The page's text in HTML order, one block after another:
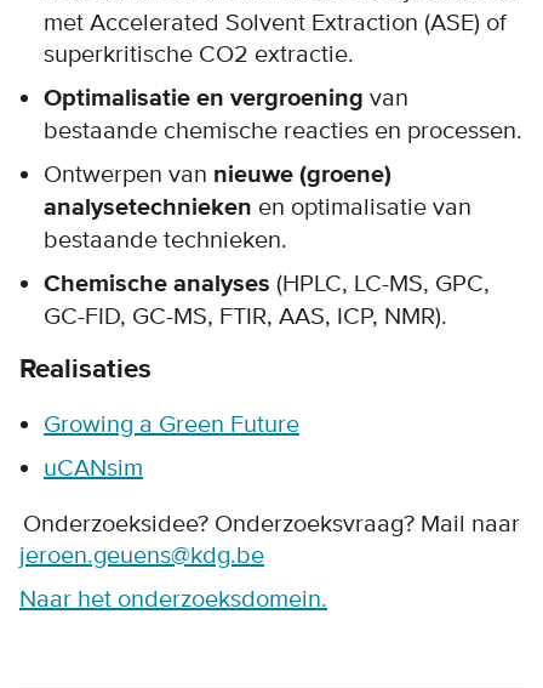
met Accelerated Solvent Extraction (ASE) of
superkritische CO2 extractie.
Optimalisatie en vergroening van
bestaande chemische reacties en processen.
Ontwerpen van nieuwe (groene)
analysetechnieken en optimalisatie van
bestaande technieken.
Chemische analyses (HPLC, LC-MS, GPC,
GC-FID, GC-MS, FTIR, AAS, ICP, NMR).
Realisaties
Growing a Green Future
uCANsim
Onderzoeksidee? Onderzoeksvraag? Mail naar
jeroen.geuens@kdg.be
Naar het onderzoeksdomein.